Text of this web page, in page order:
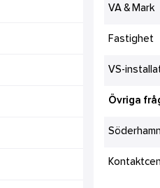
VA & Mark
Fastighet
VS-
Övriga
Söderhamn